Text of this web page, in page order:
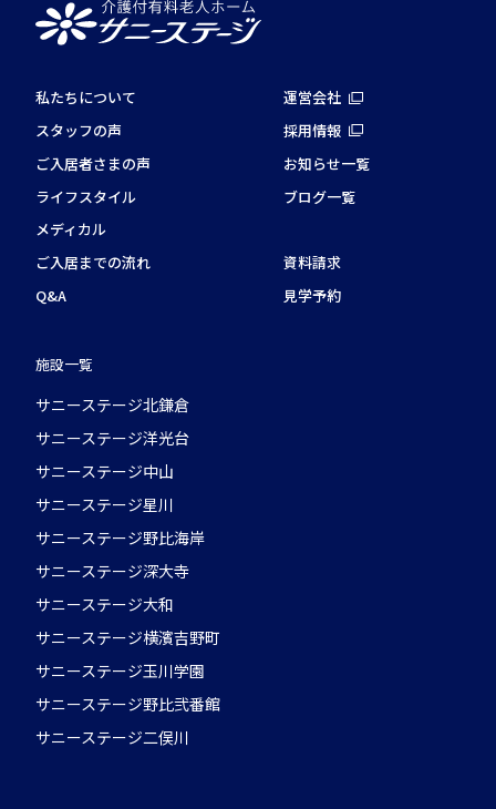
私たちについて
スタッフの声
ご入居者さまの声
ライフスタイル
メディカル
ご入居までの流れ
Q&A
施設一覧
サニーステージ北鎌倉
サニーステージ洋光台
サニーステージ中山
サニーステージ星川
サニーステージ野比海岸
サニーステージ深大寺
サニーステージ大和
サニーステージ横濱吉野町
サニーステージ玉川学園
サニーステージ野比弐番館
サニーステージ二俣川
運営会社
採用情報
お知らせ一覧
ブログ一覧
資料請求
見学予約